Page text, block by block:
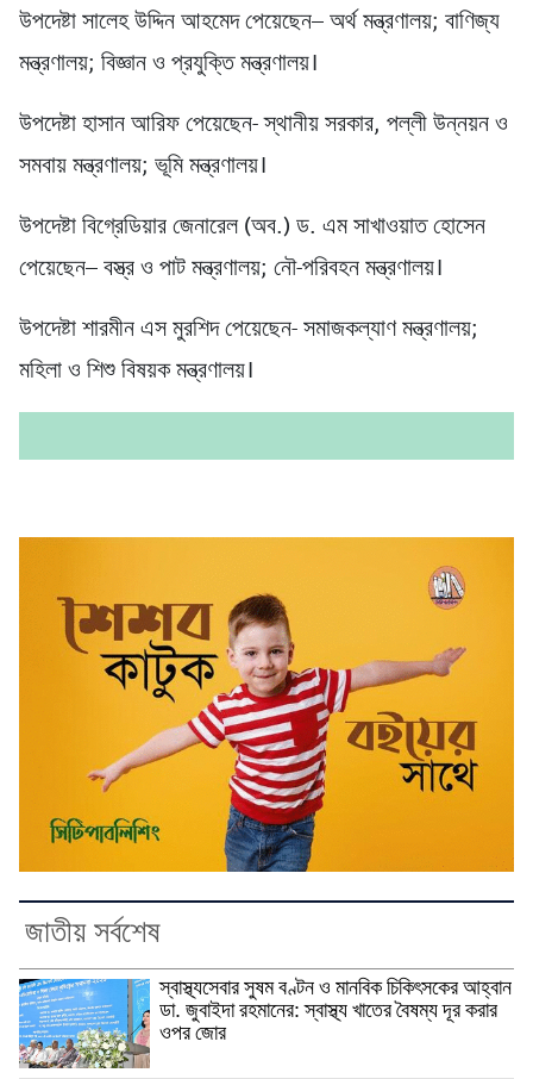
উপদেষ্টা সালেহ উদ্দিন আহমেদ পেয়েছেন– অর্থ মন্ত্রণালয়; বাণিজ্য
মন্ত্রণালয়; বিজ্ঞান ও প্রযুক্তি মন্ত্রণালয়।
উপদেষ্টা হাসান আরিফ পেয়েছেন- স্থানীয় সরকার, পল্লী উন্নয়ন ও
সমবায় মন্ত্রণালয়; ভূমি মন্ত্রণালয়।
উপদেষ্টা বিগ্রেডিয়ার জেনারেল (অব.) ড. এম সাখাওয়াত হোসেন
পেয়েছেন– বস্ত্র ও পাট মন্ত্রণালয়; নৌ-পরিবহন মন্ত্রণালয়।
উপদেষ্টা শারমীন এস মুরশিদ পেয়েছেন- সমাজকল্যাণ মন্ত্রণালয়;
মহিলা ও শিশু বিষয়ক মন্ত্রণালয়।
জাতীয় সর্বশেষ
স্বাস্থ্যসেবার সুষম বণ্টন ও মানবিক চিকিৎসকের আহ্বান
ডা. জুবাইদা রহমানের: স্বাস্থ্য খাতের বৈষম্য দূর করার
ওপর জোর